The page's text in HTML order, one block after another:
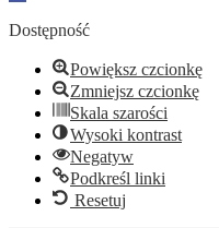
narzędzi
Dostępność
Powiększ czcionkę
Zmniejsz czcionkę
Skala szarości
Wysoki kontrast
Negatyw
Podkreśl linki
Resetuj